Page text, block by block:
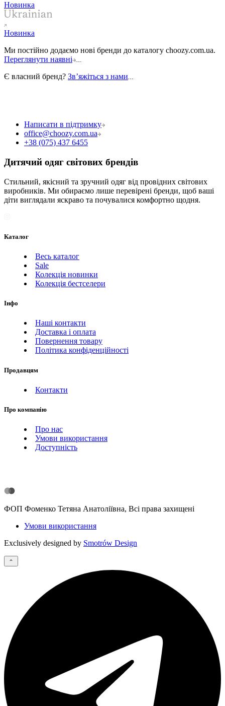
Новинка
Новинка
Ми постійно додаємо нові бренди до каталогу choozy.com.ua.
Переглянути наявні
Є власний бренд? Звʼяжіться з нами
Написати в підтримку
office@choozy.com.ua
+38 (075) 437 6455
Дитячий одяг світових брендів
Стильний, якісний та зручний одяг від провідних світових
виробників. Ми обираємо лише перевірені бренди, щоб ваші
діти виглядали яскраво та почувалися комфортно щодня.
Каталог
Весь каталог
Sale
Колекція новинки
Колекція бестселери
Інфо
Наші контакти
Доставка і оплата
Повернення товару
Політика конфіденційності
Продавцям
Контакти
Про компанію
Про нас
Умови використання
Доступність
ФОП Фоменко Тетяна Анатоліївна, Всі права захищені
Умови використання
Exclusively designed by Smotrów Design